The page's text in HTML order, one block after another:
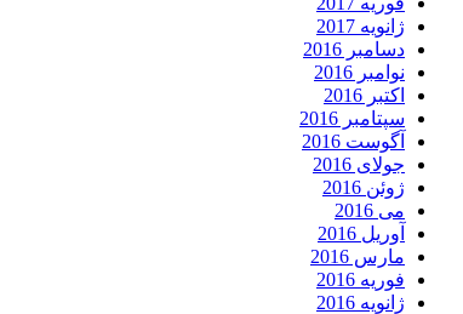
ژانویه 2017
دسامبر 2016
نوامبر 2016
اکتبر 2016
سپتامبر 2016
آگوست 2016
جولای 2016
ژوئن 2016
می 2016
آوریل 2016
مارس 2016
فوریه 2016
ژانویه 2016